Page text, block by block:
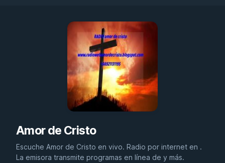
Amor de Cristo
Escuche Amor de Cristo en vivo. Radio por internet en .
La emisora transmite programas en línea de y más.